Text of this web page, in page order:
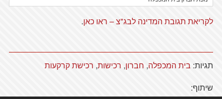
לקריאת תגובת המדינה לבג"צ – ראו כאן.
תגיות: בית המכפלה, חברון, רכישות, רכישת קרקעות
שיתוף: